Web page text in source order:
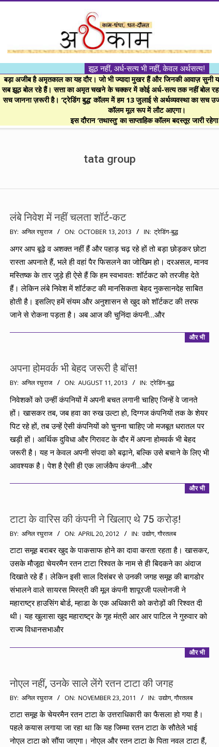
।।
अर्थकाम।।
BE
FINANCIALLY
CLEVER!
झूठ नहीं, अर्ध-सत्य भी नहीं, केवल अर्थसत्य!
बड़ा अजीब है अमृतकाल का यह दौर। जो भी ज्यादा मुखर हैं और जिनकी आवाज़ सुनी
सब झूठ बोल रहे हैं। सत्ता का अमृत चखने के चक्कर में कोई अर्ध-सत्य तक नहीं बोल
सच जानना ज़रूरी है। ‘ट्रेडिंग बुद्ध’ कॉलम में हम 13 जुलाई से अर्थव्यवस्था का सच
कॉलम मूल रूप में लौट आएगा।
इस दौरान ‘तथास्तु’ का साप्ताहिक कॉलम बदस्तूर जारी
tata group
लंबे निवेश में नहीं चलता शॉर्ट-कट
2013-
BY: अनिल रघुराज ON: OCTOBER 13, 2013 IN: ट्रेडिंग-बुद्ध
अगर आप बूढ़े व अशक्त नहीं हैं और पहाड़ चढ़ रहे हों तो बड़ा छोड़कर छोटा
रास्ता अपनाते हैं, भले ही वहां पैर फिसलने का जोखिम हो। दरअसल, मानव
मस्तिष्क के तार जुड़े ही ऐसे हैं कि हम स्वभावतः शॉर्टकट को तरजीह देते
हैं। लेकिन लंबे निवेश में शॉर्टकट की मानसिकता बेहद नुकसानदेह साबित
होती है। इसलिए हमें संयम और अनुशासन से खुद को शॉर्टकट की तरफ
जाने से रोकना पड़ता है। अब आज की चुनिंदा कंपनी…और
और भी
अपना होमवर्क भी बेहद जरूरी है बॉस!
2013-
08-
11
BY: अनिल रघुराज ON: AUGUST 11, 2013 IN: ट्रेडिंग-बुद्ध
निवेशकों को उन्हीं कंपनियों में अपनी बचत लगानी चाहिए जिन्हें वे जानते
हों। खासकर तब, जब हवा का रुख उल्टा हो, दिग्गज कंपनियों तक के शेयर
पिट रहे हों, तब उन्हें ऐसी कंपनियों को चुनना चाहिए जो मजबूत धरातल पर
खड़ी हों। आर्थिक दुविधा और गिरावट के दौर में अपना होमवर्क भी बेहद
जरूरी है। यह न केवल अपनी संपदा को बढ़ाने, बल्कि उसे बचाने के लिए भी
आवश्यक है। पेश है ऐसी ही एक लार्जकैप कंपनी…और
और भी
टाटा के वारिस की कंपनी ने खिलाए थे 75 करोड़!
2012-
BY: अनिल रघुराज ON: APRIL 20, 2012 IN: उद्योग,गौरतलब
टाटा समूह बराबर खुद के पाकसाफ होने का दावा करता रहता है। खासकर,
उसके मौजूदा चेयरमैन रतन टाटा रिश्वत के नाम से ही बिदकने का अंदाज
दिखाते रहे हैं। लेकिन इसी साल दिसंबर से उनकी जगह समूह की बागडोर
संभालने वाले सायरस मिस्त्री की मूल कंपनी शापूरजी पल्लोनजी ने
महाराष्ट्र हाउसिंग बोर्ड, म्हाडा के एक अधिकारी को करोड़ों की रिश्वत दी
थी। यह खुलासा खुद महाराष्ट्र के गृह मंत्री आर आर पाटिल ने गुरुवार को
राज्य विधानसभाऔर
और भी
नोएल नहीं, उनके साले लेंगे रतन टाटा की जगह
2011-
BY: अनिल रघुराज ON: NOVEMBER 23, 2011 IN: उद्योग,गौरतलब
टाटा समूह के चेयरमैन रतन टाटा के उत्तराधिकारी का फैसला हो गया है।
पहले कयास लगाया जा रहा था कि यह जिम्मा रतन टाटा के सौतेले भाई
नोएल टाटा को सौंपा जाएगा। नोएल और रतन टाटा के पिता नवल टाटा हैं,